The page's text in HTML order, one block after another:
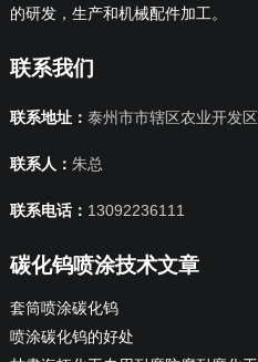
的研发，生产和机械配件加工。
联系我们
联系地址： 泰州市市辖区农业开发
联系人： 朱总
联系电话： 13092236111
碳化钨喷涂技术文章
套筒喷涂碳化钨
喷涂碳化钨的好处